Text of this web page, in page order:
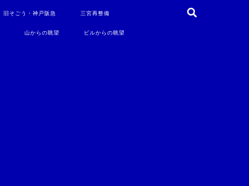
旧そごう・神戸阪急 三宮再整備
山からの眺望 ビルからの眺望